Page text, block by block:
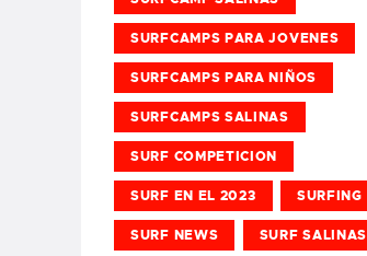
SURFCAMPS PARA JOVENES
SURFCAMPS PARA NIÑOS
SURFCAMPS SALINAS
SURF COMPETICION
SURF EN EL 2023 SURFING
SURF NEWS SURF SALINAS